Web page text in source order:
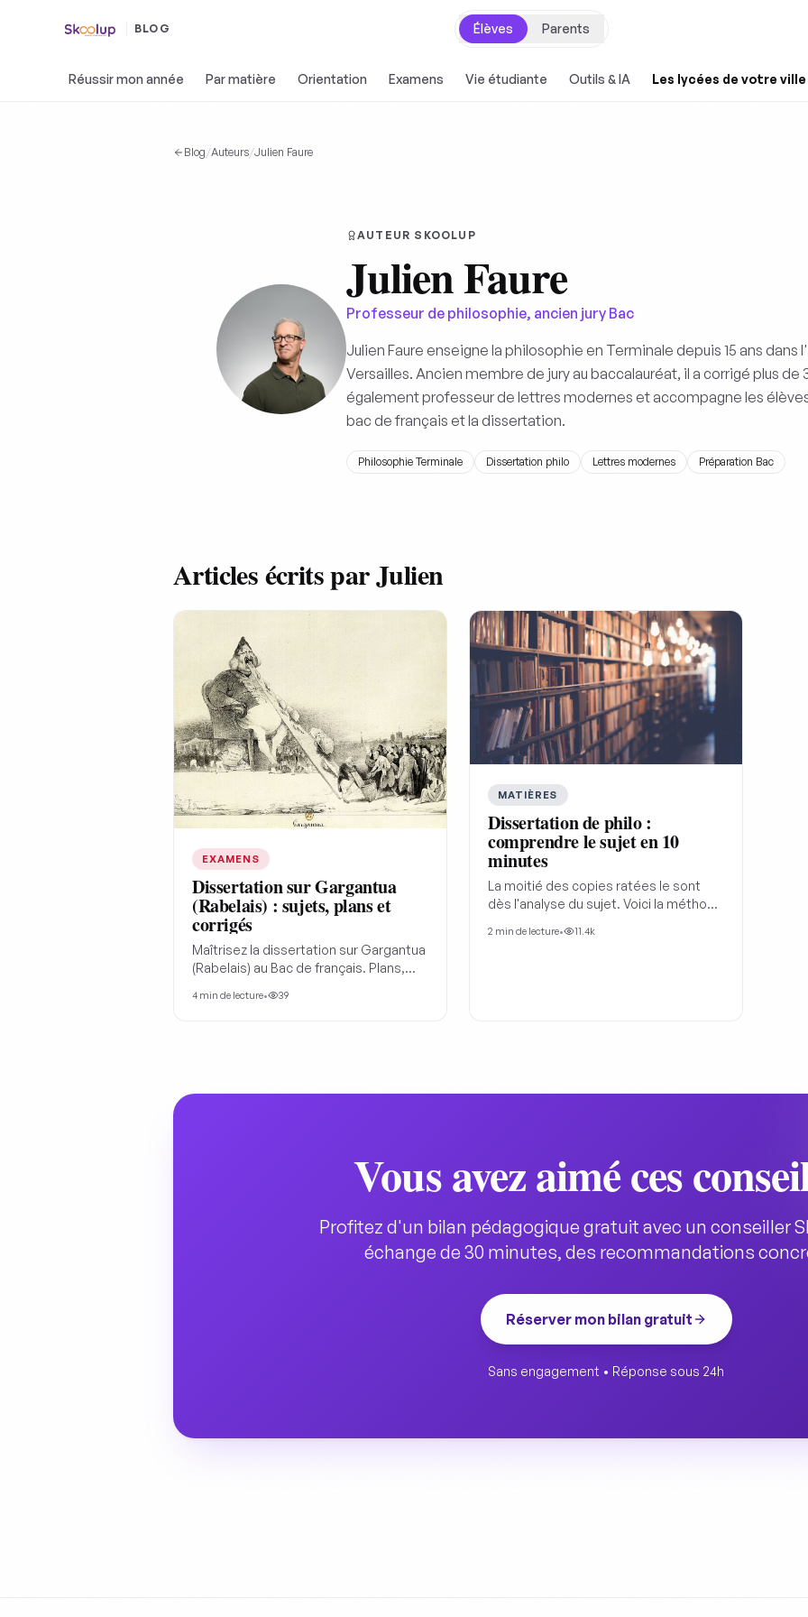
BLOG Élèves Parents
Réussir mon année Par matière Orientation Examens Vie étudiante Outils & IA Les lycées de votre
Blog/Auteurs/Julien Faure
AUTEUR SKOOLUP
Julien Faure
Professeur de philosophie, ancien jury Bac
Julien Faure enseigne la philosophie en Terminale depuis 15 ans
Versailles. Ancien membre de jury au baccalauréat, il a corrigé plus de
également professeur de lettres modernes et accompagne les
bac de français et la dissertation.
Philosophie Terminale Dissertation philo Lettres modernes Préparation Bac
Articles écrits par Julien
EXAMENS
Dissertation sur Gargantua
(Rabelais) : sujets, plans et
corrigés
Maîtrisez la dissertation sur Gargantua
(Rabelais) au Bac de français. Plans,
du parcours "Rire et savoir".
4 min de lecture• 39
MATIÈRES
Dissertation de philo :
comprendre le sujet en 10
minutes
La moitié des copies ratées le sont
dès l'analyse du sujet. Voici la méthode
philo.
2 min de lecture• 11.4k
Vous avez aimé ces
Profitez d'un bilan pédagogique gratuit avec un conseiller
échange de 30 minutes, des recommandations
Réserver mon bilan gratuit
Sans engagement • Réponse sous 24h